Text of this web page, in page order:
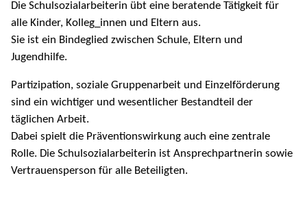
Die Schulsozialarbeiterin übt eine beratende Tätigkeit für
alle Kinder, Kolleg_innen und Eltern aus.
Sie ist ein Bindeglied zwischen Schule, Eltern und
Jugendhilfe.
Partizipation, soziale Gruppenarbeit und Einzelförderung
sind ein wichtiger und wesentlicher Bestandteil der
täglichen Arbeit.
Dabei spielt die Präventionswirkung auch eine zentrale
Rolle. Die Schulsozialarbeiterin ist Ansprechpartnerin sowie
Vertrauensperson für alle Beteiligten.